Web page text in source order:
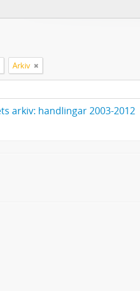
Arkiv
arkiv: handlingar 2003-2012